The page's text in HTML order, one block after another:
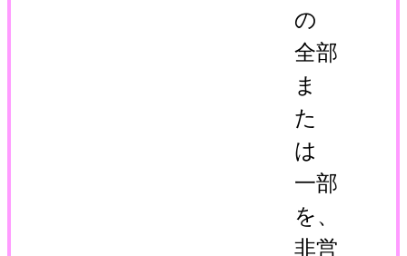
の
全部
ま
た
は
一部
を、
非営